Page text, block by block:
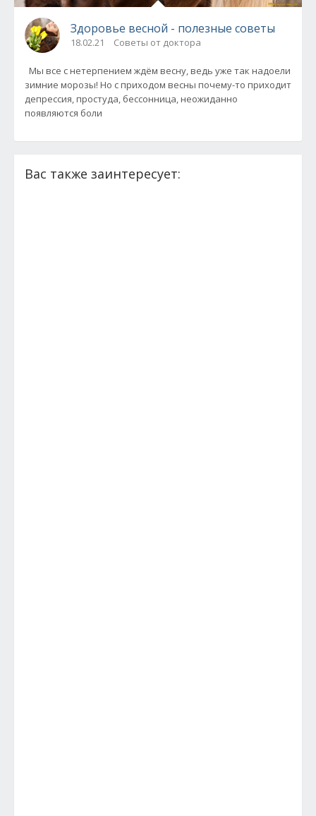
Здоровье весной - полезные советы
18.02.21 Советы от доктора
Мы все с нетерпением ждём весну, ведь уже так надоели
зимние морозы! Но с приходом весны почему-то приходит
депрессия, простуда, бессонница, неожиданно
появляются боли
Вас также заинтересует: